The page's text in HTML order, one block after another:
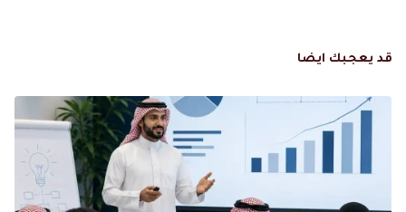
قد يعجبك ايضا